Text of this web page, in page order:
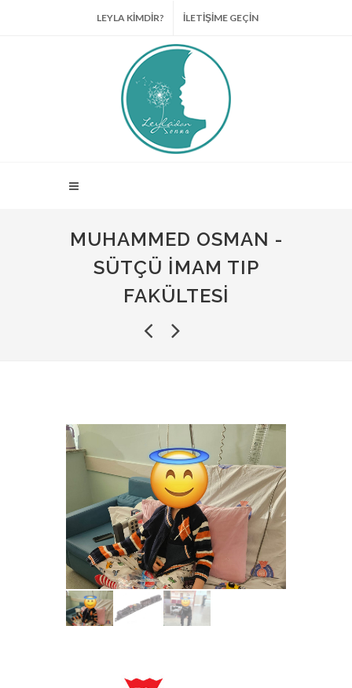
LEYLA KİMDİR? İLETİŞİME GEÇİN
MUHAMMED OSMAN -
SÜTÇÜ İMAM TIP
FAKÜLTESI